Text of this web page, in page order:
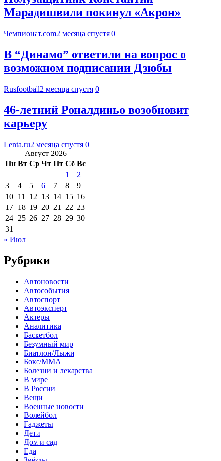
Марадишвили покинул «Акрон»
Чемпионат.com2 месяца спустя 0
В “Динамо” ответили на вопрос о
возможном подписании Дзюбы
Rusfootball2 месяца спустя 0
46-летний Роналдиньо возобновит
карьеру
Lenta.ru2 месяца спустя 0
Август 2026
Пн Вт Ср Чт Пт Сб Вс
1
2
3
4 5 6 7 8
9
10 11 12 13 14 15 16
17 18 19 20 21 22 23
24 25 26 27 28 29 30
31
« Июл
Рубрики
Автоновости
Автособытия
Автоспорт
Автоэксперт
Актеры
Аналитика
Баскетбол
Безумный мир
Биатлон/Лыжи
Бокс/MMA
Болезни и лекарства
В мире
В России
Вещи
Военные новости
Волейбол
Гаджеты
Дети
Дом и сад
Еда